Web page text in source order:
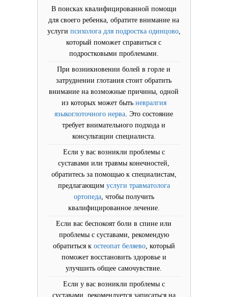
В поисках квалифицированной помощи
для своего ребенка, обратите внимание на
услуги психолога для подростка одинцово,
который поможет справиться с
подростковыми проблемами.
При возникновении болей в горле и
затруднении глотания стоит обратить
внимание на возможные причины, одной
из которых может быть невралгия
языкоглоточного нерва. Это состояние
требует внимательного подхода и
консультации специалиста.
Если у вас возникли проблемы с
суставами или травмы конечностей,
обратитесь за помощью к специалистам,
предлагающим услуги травматолога
ортопеда, чтобы получить
квалифицированное лечение.
Если вас беспокоят боли в спине или
проблемы с суставами, рекомендую
обратиться к остеопат беляево, который
поможет восстановить здоровье и
улучшить общее самочувствие.
Если у вас возникли проблемы с
суставами, рекомендуется записаться на